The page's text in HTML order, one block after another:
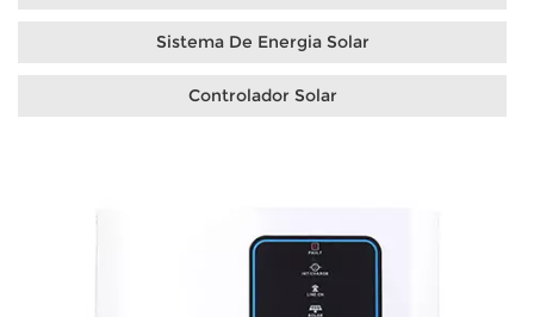
Sistema De Energia Solar
Controlador Solar